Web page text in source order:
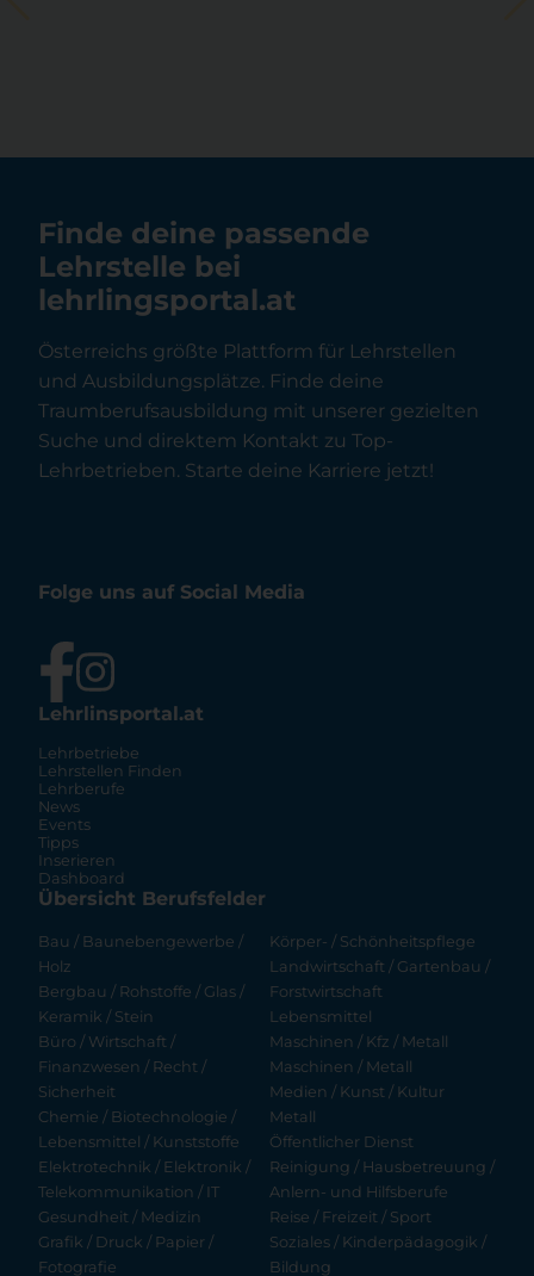
Finde deine passende
Lehrstelle bei
lehrlingsportal.at
Österreichs größte Plattform für Lehrstellen
und Ausbildungsplätze. Finde deine
Traumberufsausbildung mit unserer gezielten
Suche und direktem Kontakt zu Top-
Lehrbetrieben. Starte deine Karriere jetzt!
Folge uns auf Social Media
Lehrlinsportal.at
Lehrbetriebe
Lehrstellen Finden
Lehrberufe
News
Events
Tipps
Inserieren
Dashboard
Übersicht Berufsfelder
Bau / Baunebengewerbe /
Holz
Bergbau / Rohstoffe / Glas /
Keramik / Stein
Büro / Wirtschaft /
Finanzwesen / Recht /
Sicherheit
Chemie / Biotechnologie /
Lebensmittel / Kunststoffe
Elektrotechnik / Elektronik /
Telekommunikation / IT
Gesundheit / Medizin
Grafik / Druck / Papier /
Fotografie
Körper- / Schönheitspflege
Landwirtschaft / Gartenbau /
Forstwirtschaft
Lebensmittel
Maschinen / Kfz / Metall
Maschinen / Metall
Medien / Kunst / Kultur
Metall
Öffentlicher Dienst
Reinigung / Hausbetreuung /
Anlern- und Hilfsberufe
Reise / Freizeit / Sport
Soziales / Kinderpädagogik /
Bildung